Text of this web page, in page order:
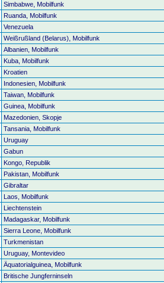
Simbabwe, Mobilfunk
Ruanda, Mobilfunk
Venezuela
Weißrußland (Belarus), Mobilfunk
Albanien, Mobilfunk
Kuba, Mobilfunk
Kroatien
Indonesien, Mobilfunk
Taiwan, Mobilfunk
Guinea, Mobilfunk
Mazedonien, Skopje
Tansania, Mobilfunk
Uruguay
Gabun
Kongo, Republik
Pakistan, Mobilfunk
Gibraltar
Laos, Mobilfunk
Liechtenstein
Madagaskar, Mobilfunk
Sierra Leone, Mobilfunk
Turkmenistan
Uruguay, Montevideo
Äquatorialguinea, Mobilfunk
Britische Jungferninseln